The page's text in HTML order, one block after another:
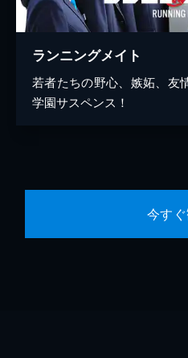
ランニングメイト
若者たちの野心、嫉妬、友
学園サスペンス！
今す